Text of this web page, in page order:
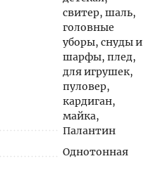
свитер, шаль,
головные
уборы, снуды и
шарфы, плед,
для игрушек,
пуловер,
кардиган,
майка,
Палантин
Однотонная